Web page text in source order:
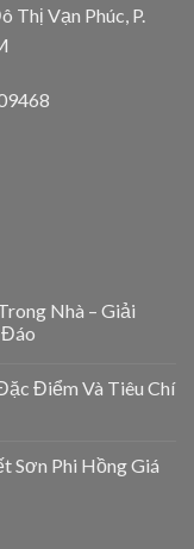
Thị Vạn Phúc, P.
Nhà – Giải
Điểm Và Tiêu Chí
Sơn Phi Hồng Giá